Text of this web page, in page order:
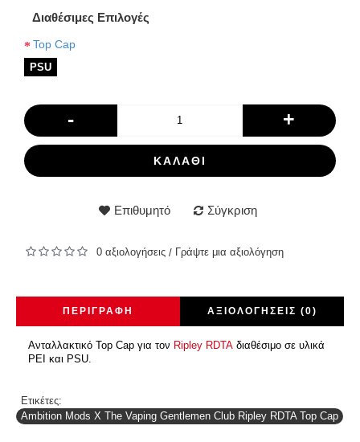
Διαθέσιμες Επιλογές
Top Cap
PSU
- +
ΚΑΛΆΘΙ
Επιθυμητό Σύγκριση
0 αξιολογήσεις / Γράψτε μια αξιολόγηση
ΠΕΡΙΓΡΑΦΉ ΑΞΙΟΛΟΓΉΣΕΙΣ (0)
Ανταλλακτικό Top Cap για τον Ripley RDTA διαθέσιμο σε υλικά
PEI και PSU.
Ετικέτες:
Ambition Mods X The Vaping Gentlemen Club Ripley RDTA Top Cap